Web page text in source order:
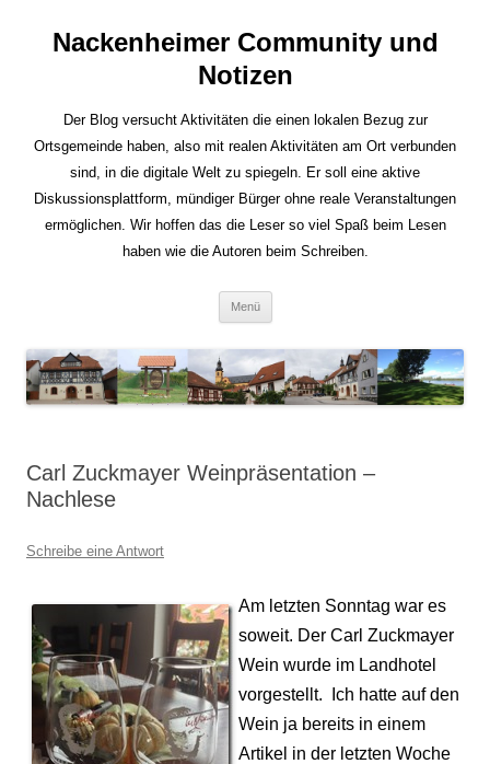
Nackenheimer Community und
Notizen
Der Blog versucht Aktivitäten die einen lokalen Bezug zur
Ortsgemeinde haben, also mit realen Aktivitäten am Ort verbunden
sind, in die digitale Welt zu spiegeln. Er soll eine aktive
Diskussionsplattform, mündiger Bürger ohne reale Veranstaltungen
ermöglichen. Wir hoffen das die Leser so viel Spaß beim Lesen
haben wie die Autoren beim Schreiben.
Menü
Carl Zuckmayer Weinpräsentation –
Nachlese
Schreibe eine Antwort
Am letzten Sonntag war es
soweit. Der Carl Zuckmayer
Wein wurde im Landhotel
vorgestellt.
Ich hatte auf den
Wein ja bereits in einem
Artikel in der letzten Woche